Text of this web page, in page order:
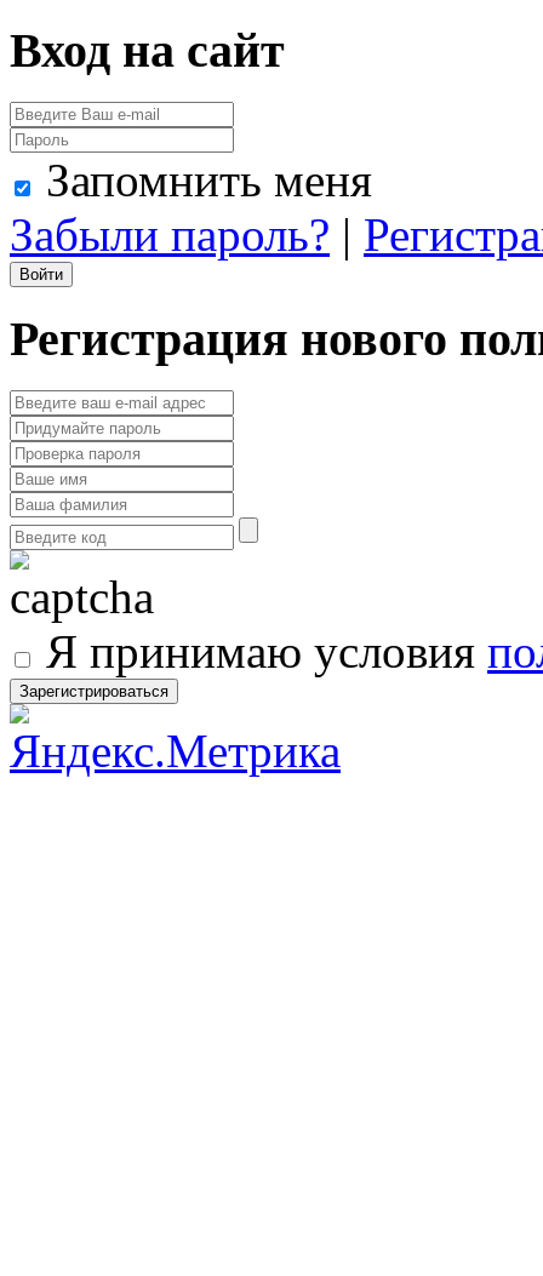
Вход на сайт
Запомнить меня
Забыли пароль? |
Регистрация нового
Я принимаю условия